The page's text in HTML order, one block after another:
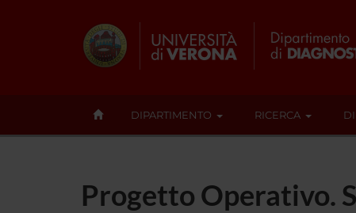
DIPARTIMENTO RICERCA
Progetto Operativo.